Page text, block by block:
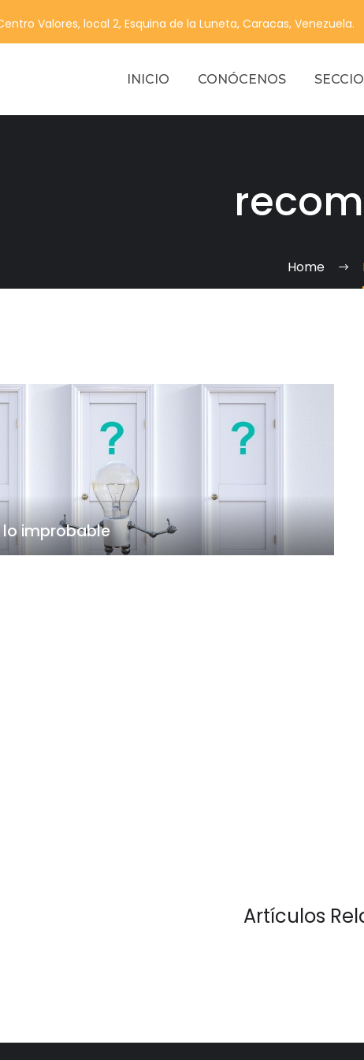
Valores, local 2, Esquina de la Luneta, Caracas, Venezuela.
INICIO CONÓCENOS
Home
lo improbable
Artículos